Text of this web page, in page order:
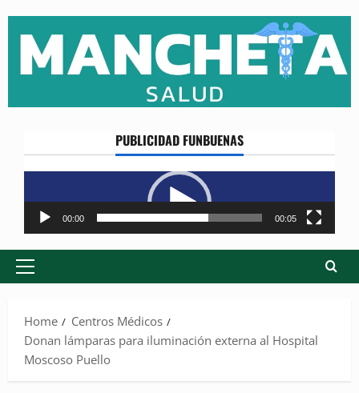
content
PUBLICIDAD FUNBUENAS
Reproductor
de
vídeo
00:00 00:05
Primary
Home
Centros Médicos
Donan lámparas para iluminación externa al Hospital
Moscoso Puello